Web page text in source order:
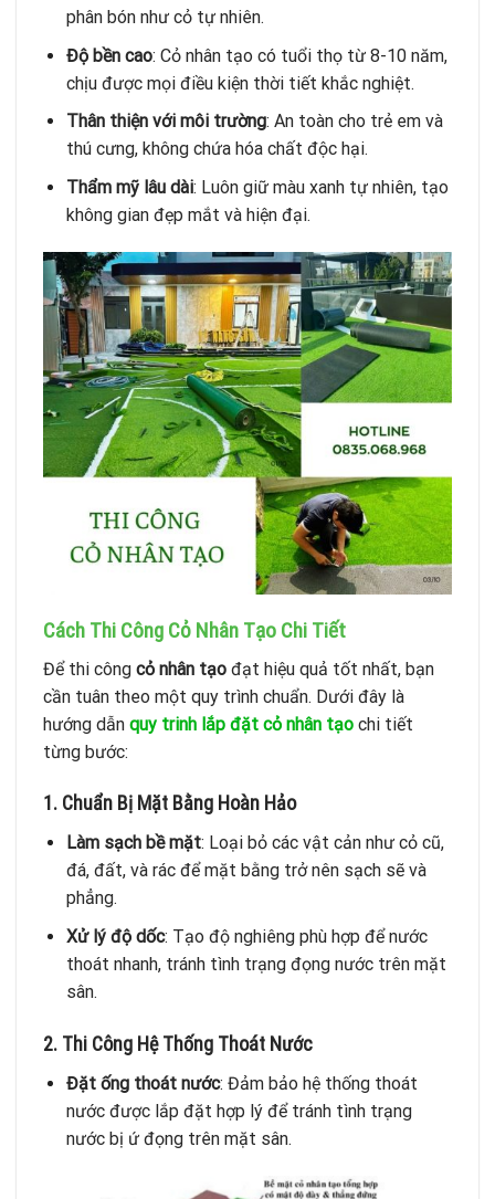
phân bón như cỏ tự nhiên.
Độ bền cao: Cỏ nhân tạo có tuổi thọ từ 8-10 năm,
chịu được mọi điều kiện thời tiết khắc nghiệt.
Thân thiện với môi trường: An toàn cho trẻ em và
thú cưng, không chứa hóa chất độc hại.
Thẩm mỹ lâu dài: Luôn giữ màu xanh tự nhiên, tạo
không gian đẹp mắt và hiện đại.
Cách Thi Công Cỏ Nhân Tạo Chi Tiết
Để thi công cỏ nhân tạo đạt hiệu quả tốt nhất, bạn
cần tuân theo một quy trình chuẩn. Dưới đây là
hướng dẫn quy trinh lắp đặt cỏ nhân tạo chi tiết
từng bước:
1. Chuẩn Bị Mặt Bằng Hoàn Hảo
Làm sạch bề mặt: Loại bỏ các vật cản như cỏ cũ,
đá, đất, và rác để mặt bằng trở nên sạch sẽ và
phẳng.
Xử lý độ dốc: Tạo độ nghiêng phù hợp để nước
thoát nhanh, tránh tình trạng đọng nước trên mặt
sân.
2. Thi Công Hệ Thống Thoát Nước
Đặt ống thoát nước: Đảm bảo hệ thống thoát
nước được lắp đặt hợp lý để tránh tình trạng
nước bị ứ đọng trên mặt sân.